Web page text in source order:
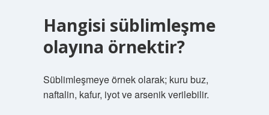
Hangisi süblimleşme
olayına örnektir?
Süblimleşmeye örnek olarak; kuru buz,
naftalin, kafur, iyot ve arsenik verilebilir.